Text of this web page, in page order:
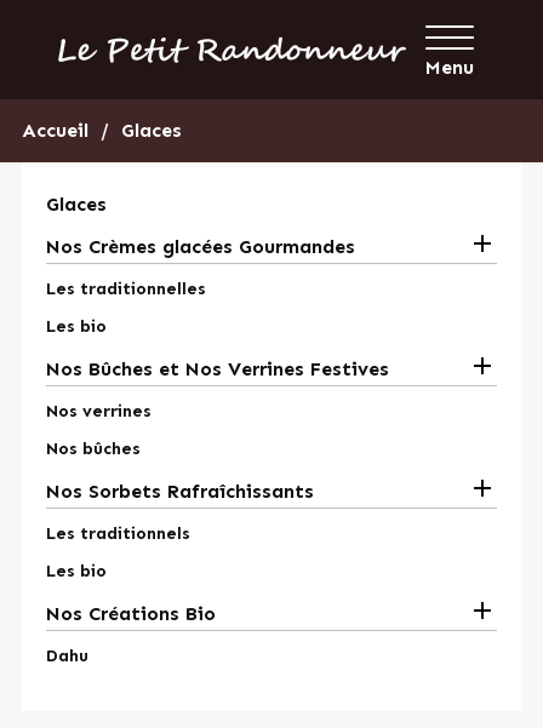
Menu
Accueil Glaces
Glaces
Nos Crèmes glacées Gourmandes

Les traditionnelles
Les bio
Nos Bûches et Nos Verrines Festives 
Nos verrines
Nos bûches
Nos Sorbets Rafraîchissants 
Les traditionnels
Les bio
Nos Créations Bio 
Dahu